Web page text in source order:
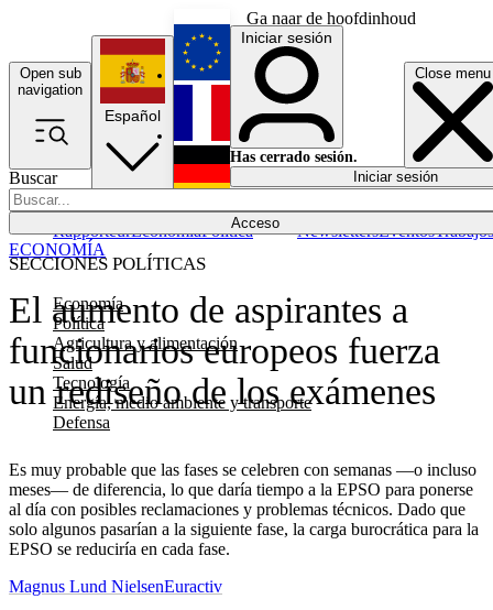
Ga naar de hoofdinhoud
Open sub
navigation
Close menu
Buscar
Acceso
SECCIONES POLÍTICAS
Economía
Política
Agricultura y alimentación
Salud
Tecnología
Energía, medio ambiente y transporte
Defensa
RapporteurEconomíaPolítica NewslettersEventosTrabajos
Español
English
Français
Iniciar sesión
Has cerrado sesión.
Iniciar sesión
El aumento de aspirantes a
funcionarios europeos fuerza
un rediseño de los exámenes
Es muy probable que las fases se celebren con semanas —o incluso
meses— de diferencia, lo que daría tiempo a la EPSO para ponerse
al día con posibles reclamaciones y problemas técnicos. Dado que
solo algunos pasarían a la siguiente fase, la carga burocrática para la
EPSO se reduciría en cada fase.
ECONOMÍA
Magnus Lund NielsenEuractiv